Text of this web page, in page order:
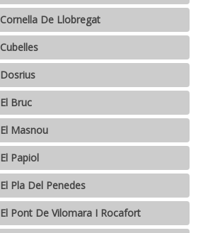
Cornella De Llobregat
Cubelles
Dosrius
El Bruc
El Masnou
El Papiol
El Pla Del Penedes
El Pont De Vilomara I Rocafort